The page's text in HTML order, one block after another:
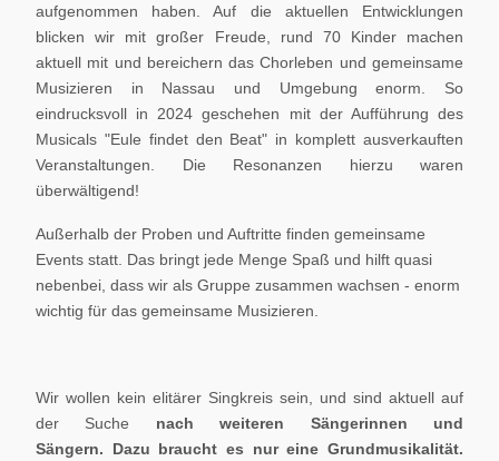
aufgenommen haben. Auf die aktuellen Entwicklungen
blicken wir mit großer Freude, rund 70 Kinder machen
aktuell mit und bereichern das Chorleben und gemeinsame
Musizieren in Nassau und Umgebung enorm. So
eindrucksvoll in 2024 geschehen mit der Aufführung des
Musicals "Eule findet den Beat" in komplett ausverkauften
Veranstaltungen. Die Resonanzen hierzu waren
überwältigend!
Außerhalb der Proben und Auftritte finden gemeinsame
Events statt. Das bringt jede Menge Spaß und hilft quasi
nebenbei, dass wir als Gruppe zusammen wachsen - enorm
wichtig für das gemeinsame Musizieren.
Wir wollen kein elitärer Singkreis sein, und sind aktuell auf
der Suche nach weiteren Sängerinnen und
Sängern. Dazu braucht es nur eine Grundmusikalität.